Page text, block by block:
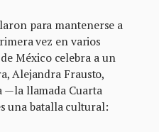
para mantenerse a
vez en varios
México celebra a un
Alejandra Frausto,
—la llamada Cuarta
una batalla cultural: